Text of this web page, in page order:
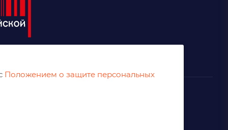
Положением о защите персональных